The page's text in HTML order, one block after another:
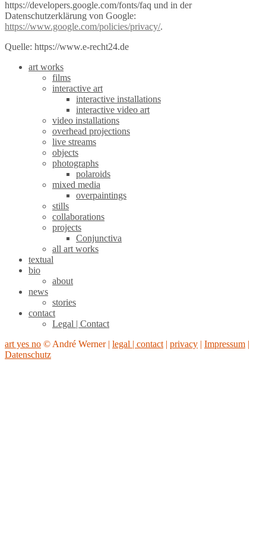
https://developers.google.com/fonts/faq und in der
Datenschutzerklärung von Google:
https://www.google.com/policies/privacy/.
Quelle: https://www.e-recht24.de
art works
films
interactive art
interactive installations
interactive video art
video installations
overhead projections
live streams
objects
photographs
polaroids
mixed media
overpaintings
stills
collaborations
projects
Conjunctiva
all art works
textual
bio
about
news
stories
contact
Legal | Contact
art yes no © André Werner | legal | contact | privacy | Impressum |
Datenschutz